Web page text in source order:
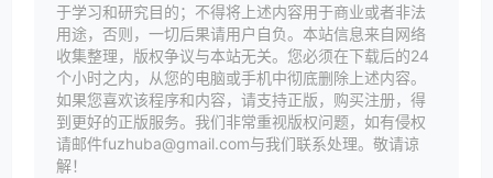
于学习和研究目的；不得将上述内容用于商业或者非法
用途，否则，一切后果请用户自负。本站信息来自网络
收集整理，版权争议与本站无关。您必须在下载后的24
个小时之内，从您的电脑或手机中彻底删除上述内容。
如果您喜欢该程序和内容，请支持正版，购买注册，得
到更好的正版服务。我们非常重视版权问题，如有侵权
请邮件fuzhuba@gmail.com与我们联系处理。敬请谅
解！